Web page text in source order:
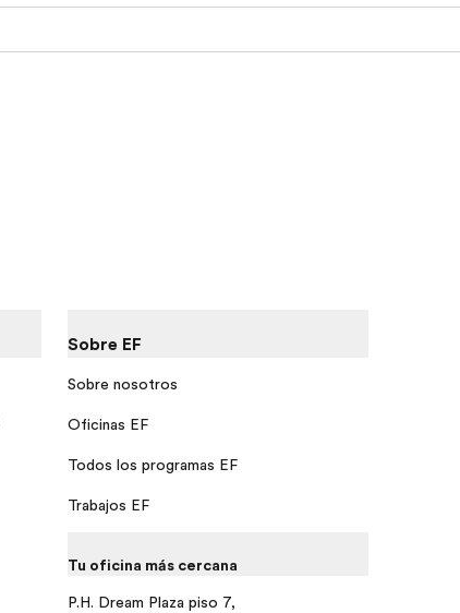
Sobre EF
Sobre nosotros
Oficinas EF
Todos los programas EF
Trabajos EF
Tu oficina más cercana
P.H. Dream Plaza piso 7,